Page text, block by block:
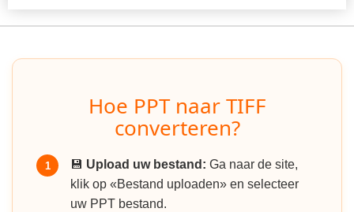
Hoe PPT naar TIFF
converteren?
1 💾 Upload uw bestand: Ga naar de site,
klik op «Bestand uploaden» en selecteer
uw PPT bestand.